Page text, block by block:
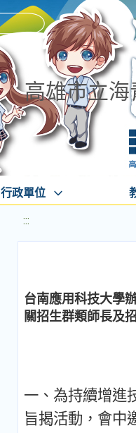
高雄市立
行政單位
:::
台南應用科技大學
關招生群類師長及
一 、 為持續增進
旨揭活動 ， 會中